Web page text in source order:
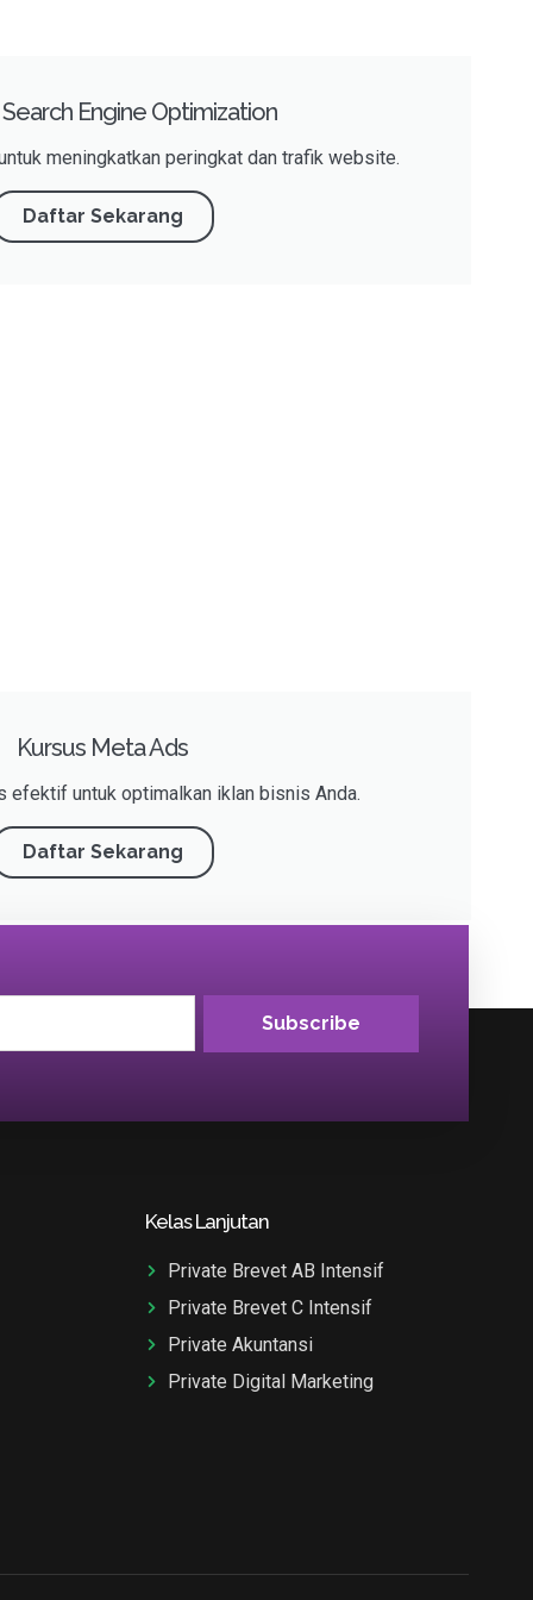
Engine Optimization
meningkatkan peringkat dan trafik website.
Daftar Sekarang
Kursus Meta Ads
efektif untuk optimalkan iklan bisnis Anda.
Daftar Sekarang
Subscribe
Kelas Lanjutan
Private Brevet AB Intensif
Private Brevet C Intensif
Private Akuntansi
Private Digital Marketing